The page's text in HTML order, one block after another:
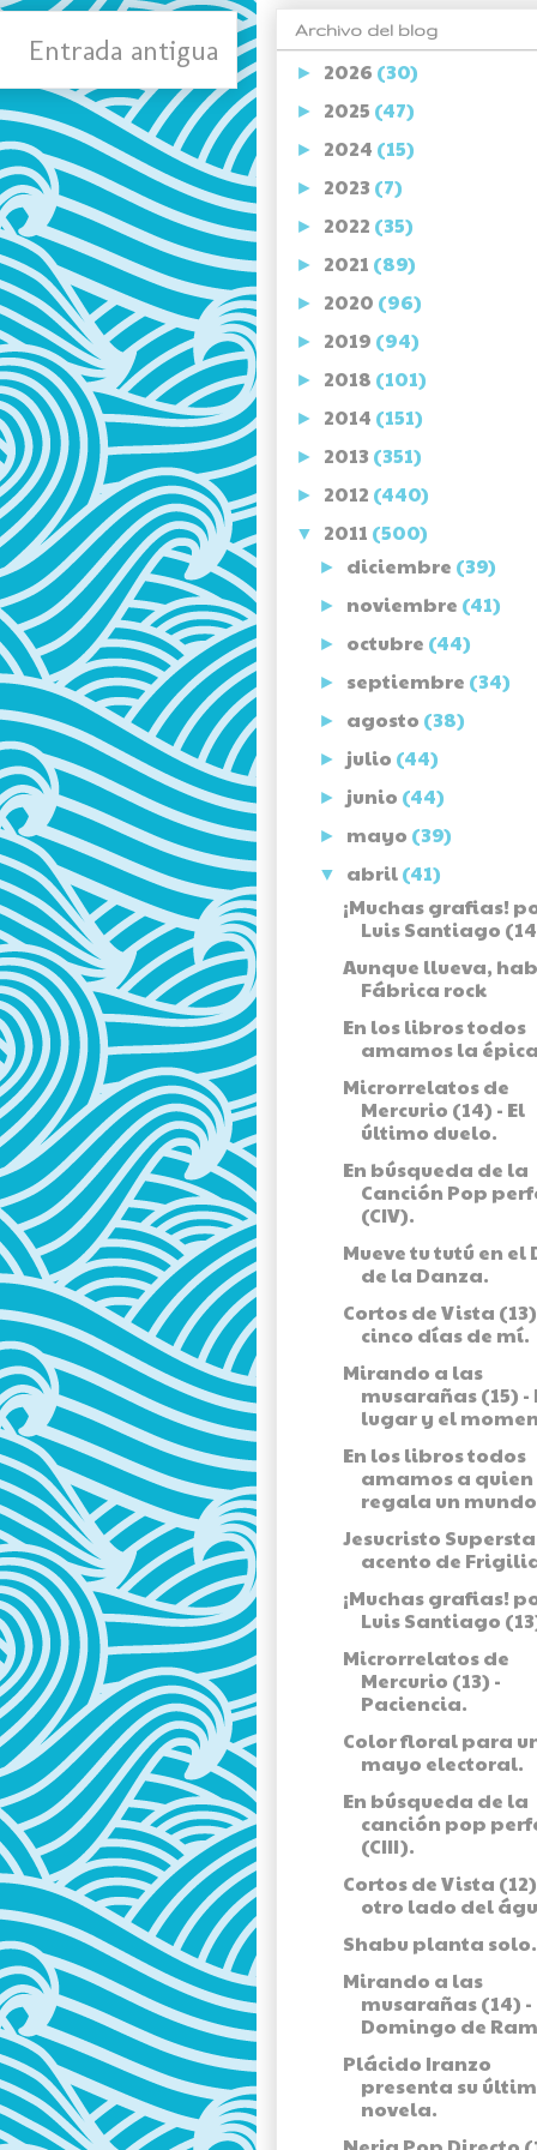
Entrada antigua
Archivo del blog
► 2026 (30)
► 2025 (47)
► 2024 (15)
► 2023 (7)
► 2022 (35)
► 2021 (89)
► 2020 (96)
► 2019 (94)
► 2018 (101)
► 2014 (151)
► 2013 (351)
► 2012 (440)
▼ 2011 (500)
► diciembre (39)
► noviembre (41)
► octubre (44)
► septiembre (34)
► agosto (38)
► julio (44)
► junio (44)
► mayo (39)
▼ abril(41)
¡Muchas grafias!
Luis Santiago
Aunque llueva,
Fábrica rock
En los libros todos
amamos la
Microrrelatos de
Mercurio (14) - El
último duelo.
En búsqueda de la
Canción Pop
(CIV).
Mueve tu tutú en el
de la Danza.
Cortos de Vista (13)
cinco días de mí.
Mirando a las
musarañas (15) -
lugar y el
En los libros todos
amamos a quien
regala un
Jesucristo
acento de
¡Muchas grafias!
Luis Santiago
Microrrelatos de
Mercurio (13) -
Paciencia.
Color floral para
mayo electoral.
En búsqueda de la
canción pop
(CIII).
Cortos de Vista
otro lado del
Shabu planta solo.
Mirando a las
musarañas (14) -
Domingo de
Plácido Iranzo
presenta su
novela.